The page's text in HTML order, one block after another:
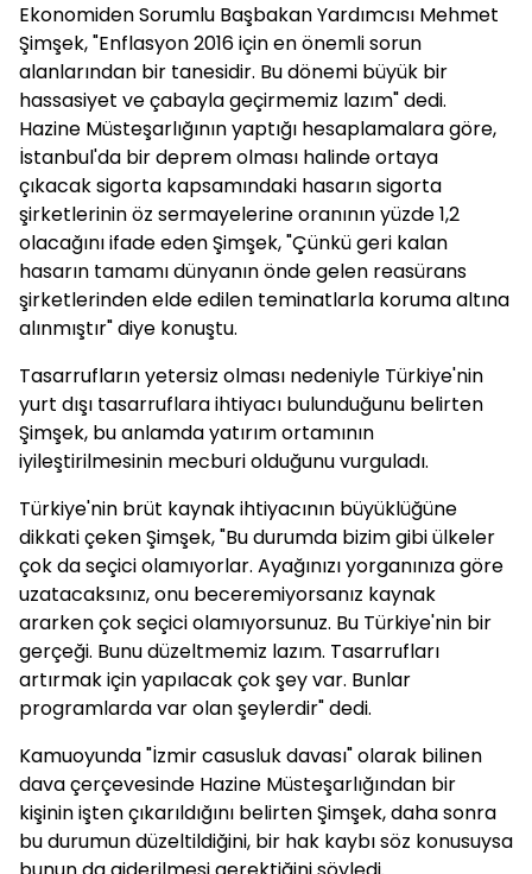
Ekonomiden Sorumlu Başbakan Yardımcısı Mehmet
Şimşek, "Enflasyon 2016 için en önemli sorun
alanlarından bir tanesidir. Bu dönemi büyük bir
hassasiyet ve çabayla geçirmemiz lazım" dedi.
Hazine Müsteşarlığının yaptığı hesaplamalara göre,
İstanbul'da bir deprem olması halinde ortaya
çıkacak sigorta kapsamındaki hasarın sigorta
şirketlerinin öz sermayelerine oranının yüzde 1,2
olacağını ifade eden Şimşek, "Çünkü geri kalan
hasarın tamamı dünyanın önde gelen reasürans
şirketlerinden elde edilen teminatlarla koruma altına
alınmıştır" diye konuştu.
Tasarrufların yetersiz olması nedeniyle Türkiye'nin
yurt dışı tasarruflara ihtiyacı bulunduğunu belirten
Şimşek, bu anlamda yatırım ortamının
iyileştirilmesinin mecburi olduğunu vurguladı.
Türkiye'nin brüt kaynak ihtiyacının büyüklüğüne
dikkati çeken Şimşek, "Bu durumda bizim gibi ülkeler
çok da seçici olamıyorlar. Ayağınızı yorganınıza göre
uzatacaksınız, onu beceremiyorsanız kaynak
ararken çok seçici olamıyorsunuz. Bu Türkiye'nin bir
gerçeği. Bunu düzeltmemiz lazım. Tasarrufları
artırmak için yapılacak çok şey var. Bunlar
programlarda var olan şeylerdir" dedi.
Kamuoyunda "İzmir casusluk davası" olarak bilinen
dava çerçevesinde Hazine Müsteşarlığından bir
kişinin işten çıkarıldığını belirten Şimşek, daha sonra
bu durumun düzeltildiğini, bir hak kaybı söz konusuysa